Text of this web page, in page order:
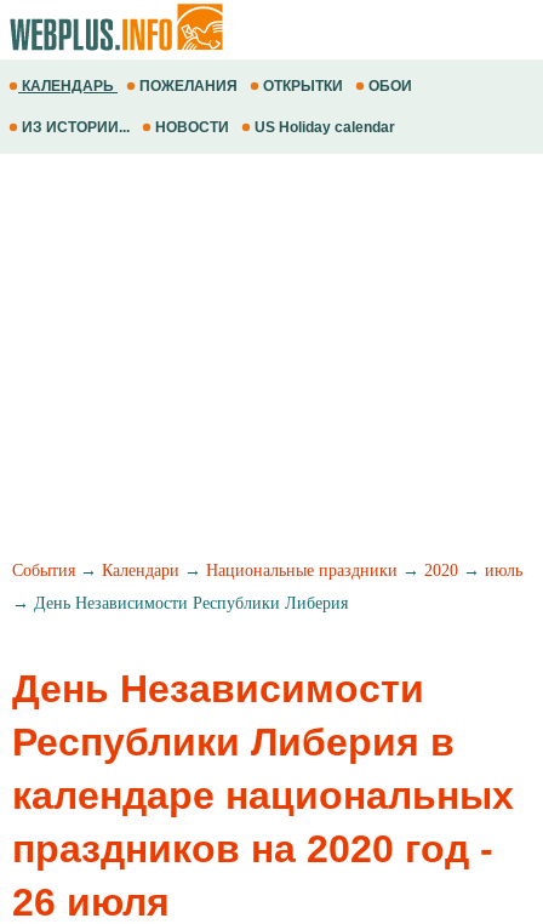
КАЛЕНДАРЬ ПОЖЕЛАНИЯ ОТКРЫТКИ ОБОИ
ИЗ ИСТОРИИ... НОВОСТИ US Holiday calendar
События → Календари → Национальные праздники → 2020 → июль
→ День Независимости Республики Либерия
День Независимости
Республики Либерия в
календаре национальных
праздников на 2020 год -
26 июля